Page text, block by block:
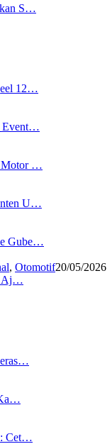
S…
12…
Event…
Motor …
U…
Gube…
, Otomotif20/05/2026
Aj…
Cet…